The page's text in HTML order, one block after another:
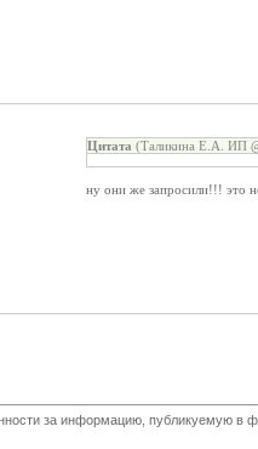
Цитата (Таликина Е.А. ИП
ну они же запросили!!! это
за информацию, публикуемую